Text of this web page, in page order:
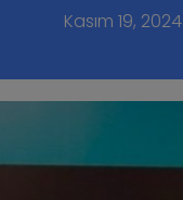
Kasım 19, 2024